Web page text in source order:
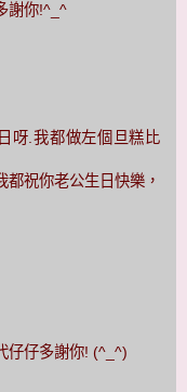
謝你!^_^
呀.我都做左個旦糕比
祝你老公生日快樂，
仔仔多謝你! (^_^)